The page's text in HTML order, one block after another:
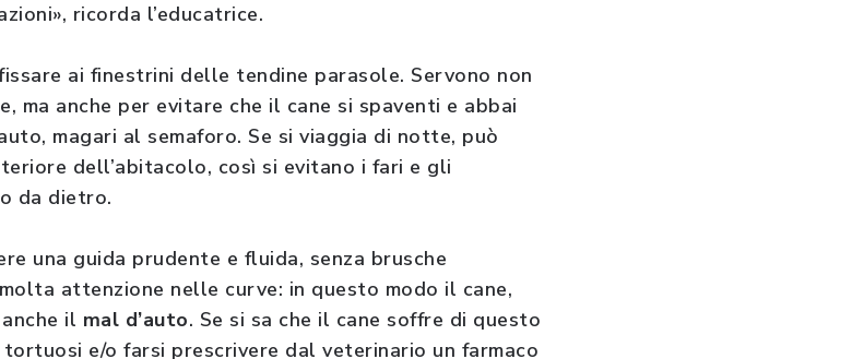
ricorda l’educatrice.
ai finestrini delle tendine parasole. Servono non
ma anche per evitare che il cane si spaventi e abbai
magari al semaforo. Se si viaggia di notte, può
dell’abitacolo, così si evitano i fari e gli
da dietro.
una guida prudente e fluida, senza brusche
attenzione nelle curve: in questo modo il cane,
il mal d’auto. Se si sa che il cane soffre di questo
e/o farsi prescrivere dal veterinario un farmaco